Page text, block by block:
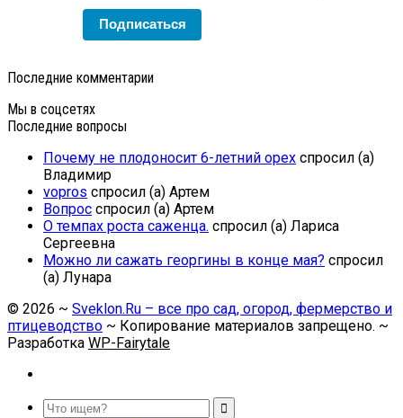
Подписаться
Последние комментарии
Мы в соцсетях
Последние вопросы
Почему не плодоносит 6-летний орех спросил (а)
Владимир
vopros спросил (а) Артем
Вопрос спросил (а) Артем
О темпах роста саженца. спросил (а) Лариса
Сергеевна
Можно ли сажать георгины в конце мая? спросил
(а) Лунара
© 2026 ~ Sveklon.Ru – все про сад, огород, фермерство и
птицеводство ~ Копирование материалов запрещено. ~
Разработка WP-Fairytale